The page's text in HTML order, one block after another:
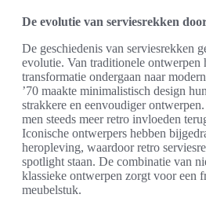
De evolutie van serviesrekken
De geschiedenis van serviesrekken
evolutie. Van traditionele ontwerpen
transformatie ondergaan naar
’70 maakte minimalistisch design
strakkere en eenvoudiger
men steeds meer retro invloeden
Iconische ontwerpers hebben
heropleving, waardoor retro
spotlight staan. De combinatie van
klassieke ontwerpen zorgt voor een
meubelstuk.